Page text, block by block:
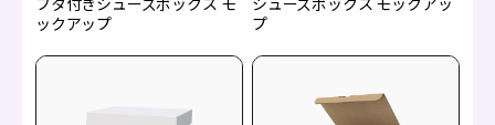
ックアップ
プ